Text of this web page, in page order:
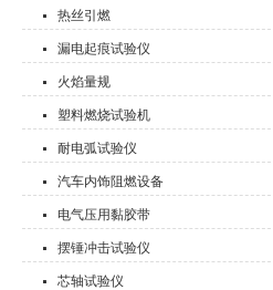
热丝引燃
漏电起痕试验仪
火焰量规
塑料燃烧试验机
耐电弧试验仪
汽车内饰阻燃设备
电气压用黏胶带
摆锤冲击试验仪
芯轴试验仪